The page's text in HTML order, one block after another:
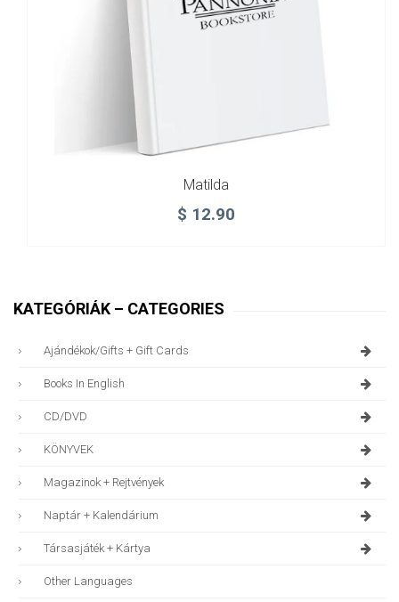
Matilda
$ 12.90
KATEGÓRIÁK – CATEGORIES
Ajándékok/gifts + Gift Cards
Books In English
CD/DVD
KÖNYVEK
Magazinok + Rejtvények
Naptár + Kalendárium
Társasjáték + Kártya
Other Languages